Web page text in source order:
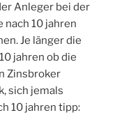
Anleger bei der
nach 10 jahren
Je länger die
jahren ob die
Zinsbroker
sich jemals
10 jahren tipp: